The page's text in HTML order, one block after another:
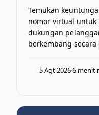
Temukan
nomor virtual untuk
dukungan
berkembang secara
5 Agt 2026·6 menit